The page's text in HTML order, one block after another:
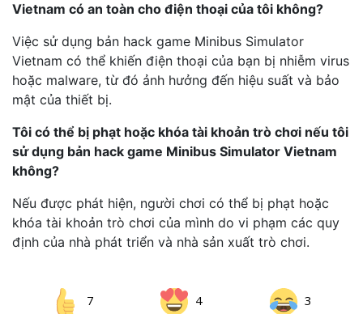
Vietnam có an toàn cho điện thoại của tôi không?
Việc sử dụng bản hack game Minibus Simulator
Vietnam có thể khiến điện thoại của bạn bị nhiễm virus
hoặc malware, từ đó ảnh hưởng đến hiệu suất và bảo
mật của thiết bị.
Tôi có thể bị phạt hoặc khóa tài khoản trò chơi nếu tôi
sử dụng bản hack game Minibus Simulator Vietnam
không?
Nếu được phát hiện, người chơi có thể bị phạt hoặc
khóa tài khoản trò chơi của mình do vi phạm các quy
định của nhà phát triển và nhà sản xuất trò chơi.
7 4 3